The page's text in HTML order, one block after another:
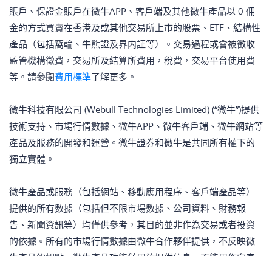
賬戶、保證金賬戶在微牛APP、客戶端及其他微牛產品以 0 佣
金的方式買賣在香港及或其他交易所上市的股票、ETF、結構性
產品（包括窩輪、牛熊證及界内証等）。交易過程或會被徵收
監管機構徵費，交易所及結算所費用，稅費，交易平台使用費
等。請參閱費用標準了解更多。
微牛科技有限公司 (Webull Technologies Limited) (“微牛”)提供
技術支持、市場行情數據、微牛APP、微牛客戶端、微牛網站等
產品及服務的開發和運營。微牛證券和微牛是共同所有權下的
獨立實體。
微牛產品或服務（包括網站、移動應用程序、客戶端產品等）
提供的所有數據（包括但不限市場數據、公司資料、財務報
告、新聞資訊等）均僅供參考，其目的並非作為交易或者投資
的依據。所有的市場行情數據由微牛合作夥伴提供，不反映微